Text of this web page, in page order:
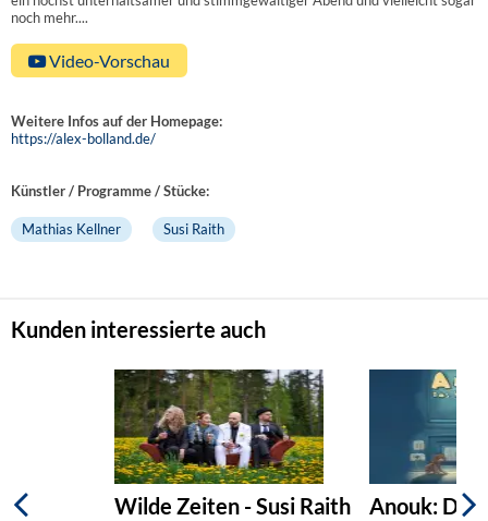
noch mehr....
Video-Vorschau
Weitere Infos auf der Homepage:
https://alex-bolland.de/
Künstler / Programme / Stücke:
Mathias Kellner Susi Raith
Kunden interessierte auch
Wilde Zeiten - Susi Raith
Anouk: Das